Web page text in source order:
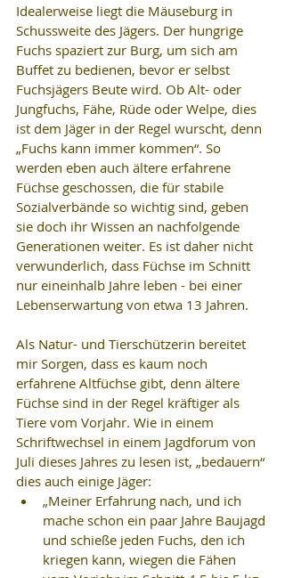
Idealerweise liegt die Mäuseburg in
Schussweite des Jägers. Der hungrige
Fuchs spaziert zur Burg, um sich am
Buffet zu bedienen, bevor er selbst
Fuchsjägers Beute wird. Ob Alt- oder
Jungfuchs, Fähe, Rüde oder Welpe, dies
ist dem Jäger in der Regel wurscht, denn
„Fuchs kann immer kommen“. So
werden eben auch ältere erfahrene
Füchse geschossen, die für stabile
Sozialverbände so wichtig sind, geben
sie doch ihr Wissen an nachfolgende
Generationen weiter. Es ist daher nicht
verwunderlich, dass Füchse im Schnitt
nur eineinhalb Jahre leben - bei einer
Lebenserwartung von etwa 13 Jahren.
Als Natur- und Tierschützerin bereitet
mir Sorgen, dass es kaum noch
erfahrene Altfüchse gibt, denn ältere
Füchse sind in der Regel kräftiger als
Tiere vom Vorjahr. Wie in einem
Schriftwechsel in einem Jagdforum von
Juli dieses Jahres zu lesen ist, „bedauern“
dies auch einige Jäger:
„Meiner Erfahrung nach, und ich
mache schon ein paar Jahre Baujagd
und schieße jeden Fuchs, den ich
kriegen kann, wiegen die Fähen